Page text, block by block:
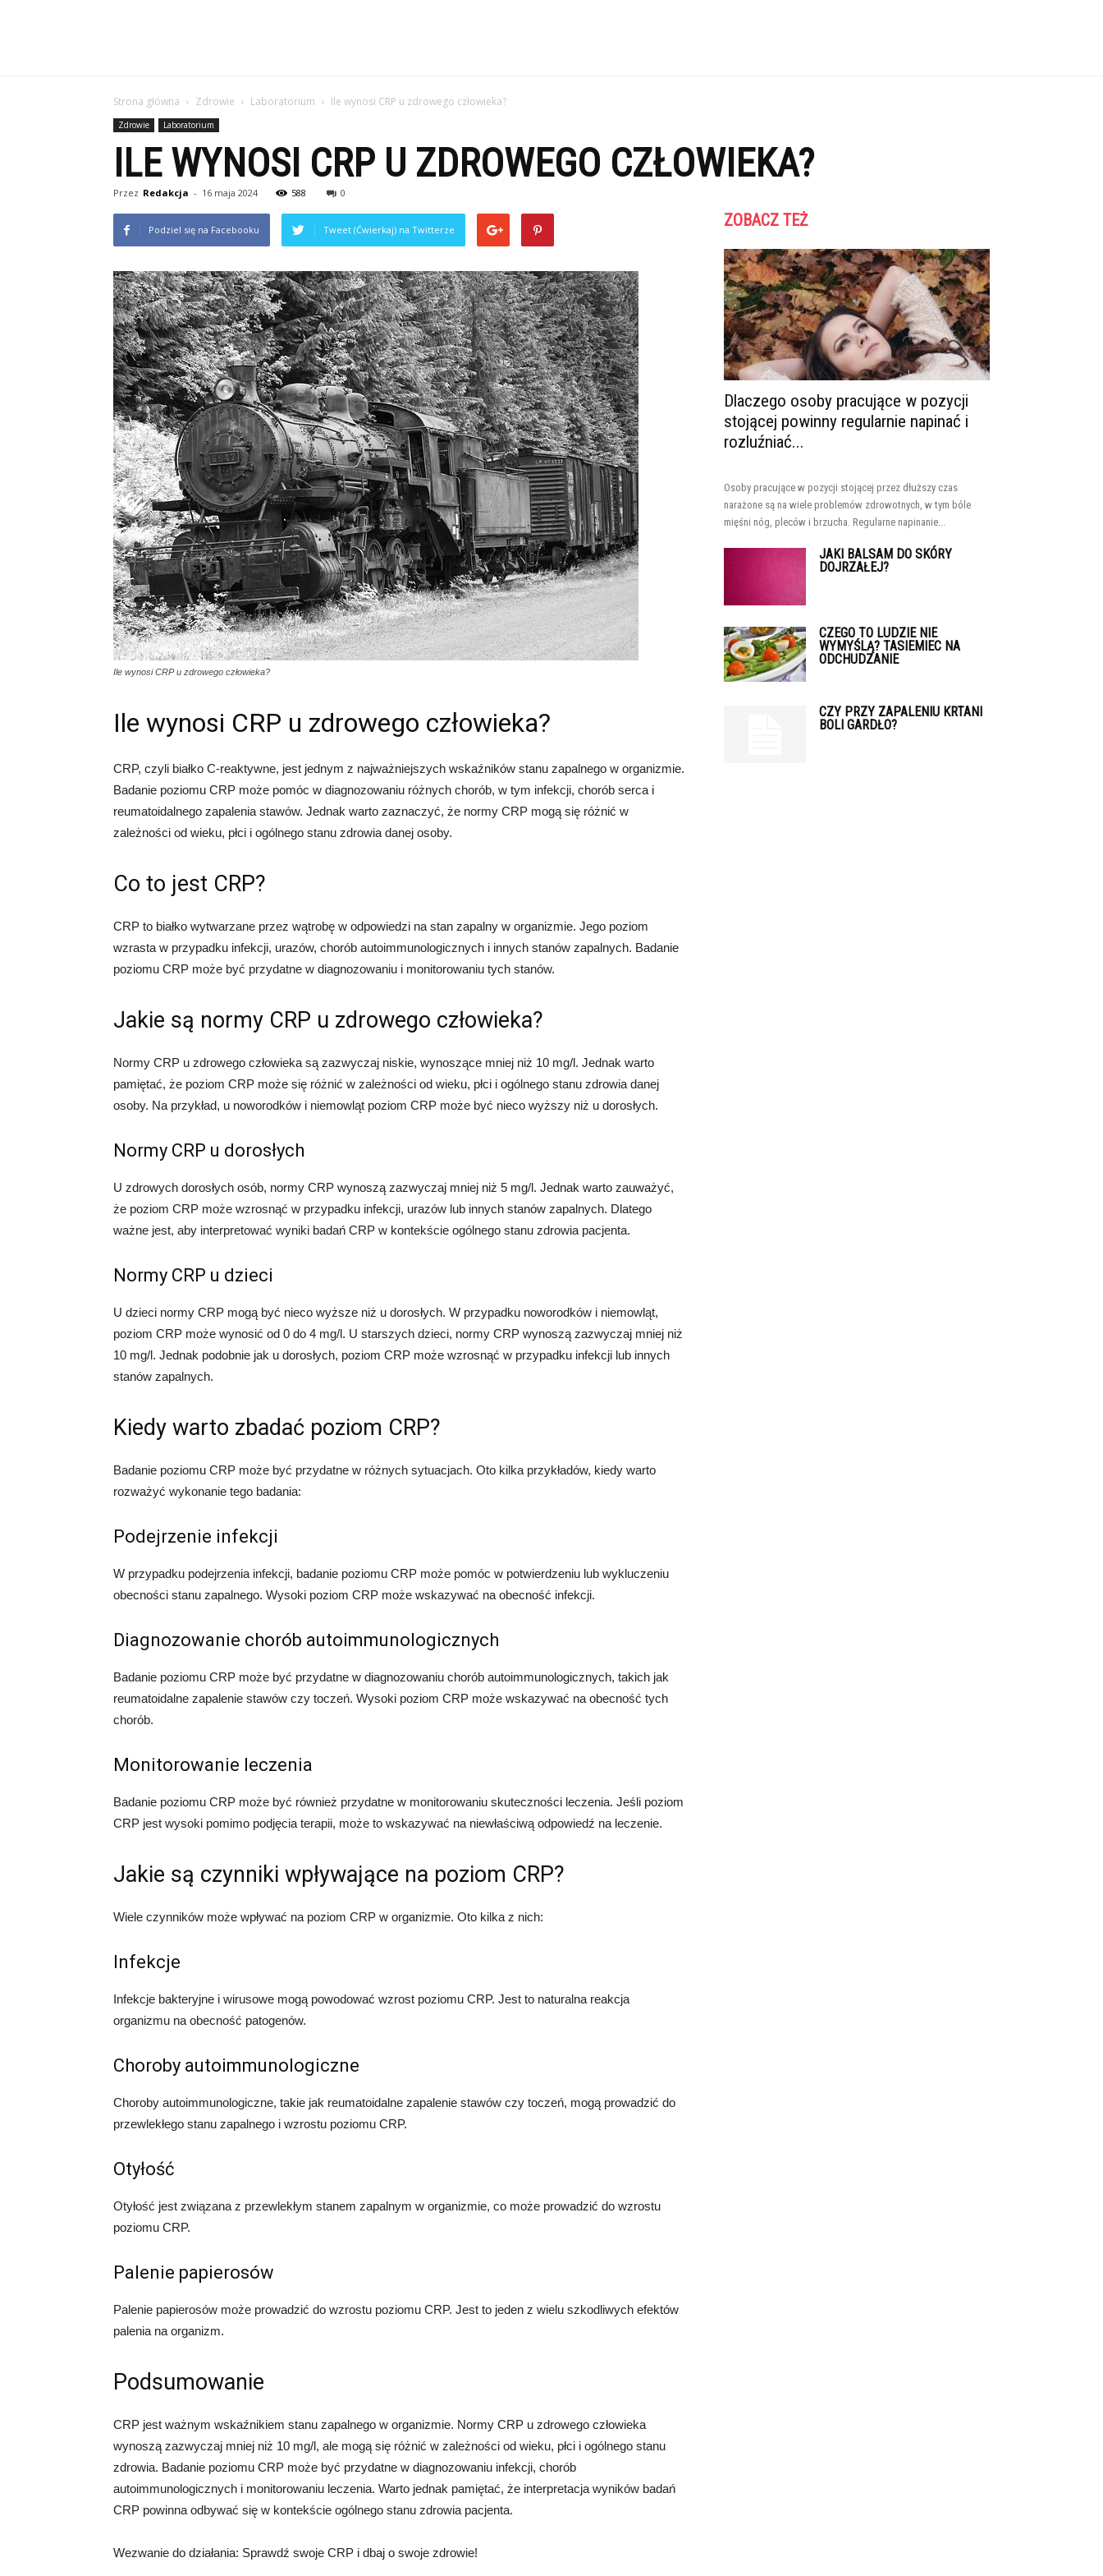
Strona główna Zdrowie Laboratorium Ile wynosi CRP u zdrowego człowieka?
Zdrowie Laboratorium
ILE WYNOSI CRP U ZDROWEGO CZŁOWIEKA?
Przez Redakcja - 16 maja 2024 588 0
Podziel się na Facebooku Tweet (Ćwierkaj) na Twitterze
Ile wynosi CRP u zdrowego człowieka?
Ile wynosi CRP u zdrowego człowieka?
CRP, czyli białko C-reaktywne, jest jednym z najważniejszych wskaźników stanu zapalnego w organizmie.
Badanie poziomu CRP może pomóc w diagnozowaniu różnych chorób, w tym infekcji, chorób serca i
reumatoidalnego zapalenia stawów. Jednak warto zaznaczyć, że normy CRP mogą się różnić w
zależności od wieku, płci i ogólnego stanu zdrowia danej osoby.
Co to jest CRP?
CRP to białko wytwarzane przez wątrobę w odpowiedzi na stan zapalny w organizmie. Jego poziom
wzrasta w przypadku infekcji, urazów, chorób autoimmunologicznych i innych stanów zapalnych. Badanie
poziomu CRP może być przydatne w diagnozowaniu i monitorowaniu tych stanów.
Jakie są normy CRP u zdrowego człowieka?
Normy CRP u zdrowego człowieka są zazwyczaj niskie, wynoszące mniej niż 10 mg/l. Jednak warto
pamiętać, że poziom CRP może się różnić w zależności od wieku, płci i ogólnego stanu zdrowia danej
osoby. Na przykład, u noworodków i niemowląt poziom CRP może być nieco wyższy niż u dorosłych.
Normy CRP u dorosłych
U zdrowych dorosłych osób, normy CRP wynoszą zazwyczaj mniej niż 5 mg/l. Jednak warto zauważyć,
że poziom CRP może wzrosnąć w przypadku infekcji, urazów lub innych stanów zapalnych. Dlatego
ważne jest, aby interpretować wyniki badań CRP w kontekście ogólnego stanu zdrowia pacjenta.
Normy CRP u dzieci
U dzieci normy CRP mogą być nieco wyższe niż u dorosłych. W przypadku noworodków i niemowląt,
poziom CRP może wynosić od 0 do 4 mg/l. U starszych dzieci, normy CRP wynoszą zazwyczaj mniej niż
10 mg/l. Jednak podobnie jak u dorosłych, poziom CRP może wzrosnąć w przypadku infekcji lub innych
stanów zapalnych.
Kiedy warto zbadać poziom CRP?
Badanie poziomu CRP może być przydatne w różnych sytuacjach. Oto kilka przykładów, kiedy warto
rozważyć wykonanie tego badania:
Podejrzenie infekcji
W przypadku podejrzenia infekcji, badanie poziomu CRP może pomóc w potwierdzeniu lub wykluczeniu
obecności stanu zapalnego. Wysoki poziom CRP może wskazywać na obecność infekcji.
Diagnozowanie chorób autoimmunologicznych
Badanie poziomu CRP może być przydatne w diagnozowaniu chorób autoimmunologicznych, takich jak
reumatoidalne zapalenie stawów czy toczeń. Wysoki poziom CRP może wskazywać na obecność tych
chorób.
Monitorowanie leczenia
Badanie poziomu CRP może być również przydatne w monitorowaniu skuteczności leczenia. Jeśli poziom
CRP jest wysoki pomimo podjęcia terapii, może to wskazywać na niewłaściwą odpowiedź na leczenie.
Jakie są czynniki wpływające na poziom CRP?
Wiele czynników może wpływać na poziom CRP w organizmie. Oto kilka z nich:
Infekcje
Infekcje bakteryjne i wirusowe mogą powodować wzrost poziomu CRP. Jest to naturalna reakcja
organizmu na obecność patogenów.
Choroby autoimmunologiczne
Choroby autoimmunologiczne, takie jak reumatoidalne zapalenie stawów czy toczeń, mogą prowadzić do
przewlekłego stanu zapalnego i wzrostu poziomu CRP.
Otyłość
Otyłość jest związana z przewlekłym stanem zapalnym w organizmie, co może prowadzić do wzrostu
poziomu CRP.
Palenie papierosów
Palenie papierosów może prowadzić do wzrostu poziomu CRP. Jest to jeden z wielu szkodliwych efektów
palenia na organizm.
Podsumowanie
CRP jest ważnym wskaźnikiem stanu zapalnego w organizmie. Normy CRP u zdrowego człowieka
wynoszą zazwyczaj mniej niż 10 mg/l, ale mogą się różnić w zależności od wieku, płci i ogólnego stanu
zdrowia. Badanie poziomu CRP może być przydatne w diagnozowaniu infekcji, chorób
autoimmunologicznych i monitorowaniu leczenia. Warto jednak pamiętać, że interpretacja wyników badań
CRP powinna odbywać się w kontekście ogólnego stanu zdrowia pacjenta.
Wezwanie do działania: Sprawdź swoje CRP i dbaj o swoje zdrowie!
ZOBACZ TEŻ
Dlaczego osoby pracujące w pozycji
stojącej powinny regularnie napinać i
rozluźniać...
Osoby pracujące w pozycji stojącej przez dłuższy czas
narażone są na wiele problemów zdrowotnych, w tym bóle
mięśni nóg, pleców i brzucha. Regularne napinanie...
JAKI BALSAM DO SKÓRY
DOJRZAŁEJ?
CZEGO TO LUDZIE NIE
WYMYŚLĄ? TASIEMIEC NA
ODCHUDZANIE
CZY PRZY ZAPALENIU KRTANI
BOLI GARDŁO?